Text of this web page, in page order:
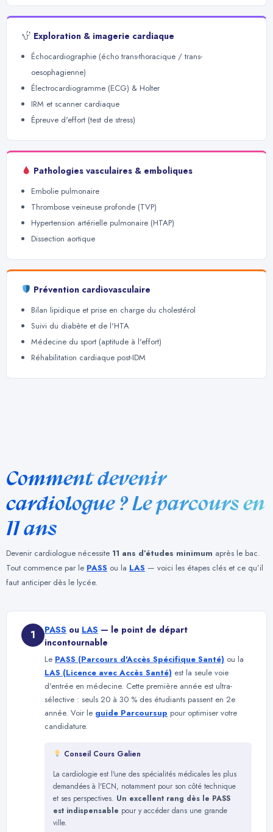
Exploration & imagerie cardiaque
Échocardiographie (écho trans-thoracique / trans-
oesophagienne)
Électrocardiogramme (ECG) & Holter
IRM et scanner cardiaque
Épreuve d'effort (test de stress)
Pathologies vasculaires & emboliques
Embolie pulmonaire
Thrombose veineuse profonde (TVP)
Hypertension artérielle pulmonaire (HTAP)
Dissection aortique
Prévention cardiovasculaire
Bilan lipidique et prise en charge du cholestérol
Suivi du diabète et de l'HTA
Médecine du sport (aptitude à l'effort)
Réhabilitation cardiaque post-IDM
Comment devenir
cardiologue ? Le parcours en
11 ans
Devenir cardiologue nécessite 11 ans d’études minimum après le bac.
Tout commence par le PASS ou la LAS — voici les étapes clés et ce qu’il
faut anticiper dès le lycée.
1 PASS ou LAS — le point de départ
incontournable
Le PASS (Parcours d'Accès Spécifique Santé) ou la
LAS (Licence avec Accès Santé) est la seule voie
d'entrée en médecine. Cette première année est ultra-
sélective : seuls 20 à 30 % des étudiants passent en 2e
année. Voir le guide Parcoursup pour optimiser votre
candidature.
Conseil Cours Galien
La cardiologie est l'une des spécialités médicales les plus
demandées à l'ECN, notamment pour son côté technique
et ses perspectives. Un excellent rang dès le PASS
est indispensable pour y accéder dans une grande
ville.